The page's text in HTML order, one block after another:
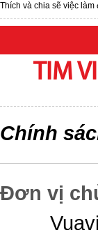
Thích và chia sẽ việc
TIM
Chính
Đơn vị